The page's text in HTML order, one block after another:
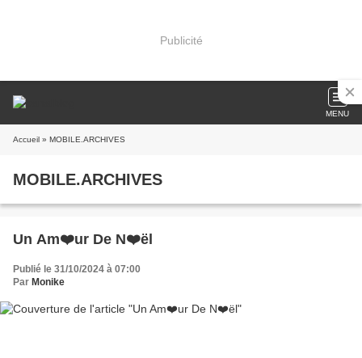
Publicité
MENU
Accueil » MOBILE.ARCHIVES
MOBILE.ARCHIVES
Un Am❤️ur De N❤️ël
Publié le 31/10/2024 à 07:00
Par Monike